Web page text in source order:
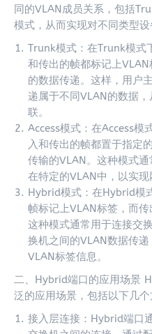
同的VLAN成员关系，包括
模式，从而实现对不同类型设
Trunk模式：在Trunk模式
和传出的帧都标记上
的数据传递。这样，用户
递属于不同VLAN的数据
联。
Access模式：在Access
入和传出的帧都置于指定
传输的VLAN。这种模式
在特定的VLAN中，以实现
Hybrid模式：在Hybrid模
帧标记上VLAN标签，而传
这种模式通常用于连接交
换机之间的VLAN数据传
VLAN标签信息。
二、Hybrid端口的应用场景
泛的应用场景，包括以下几个
接入层连接：Hybrid端口